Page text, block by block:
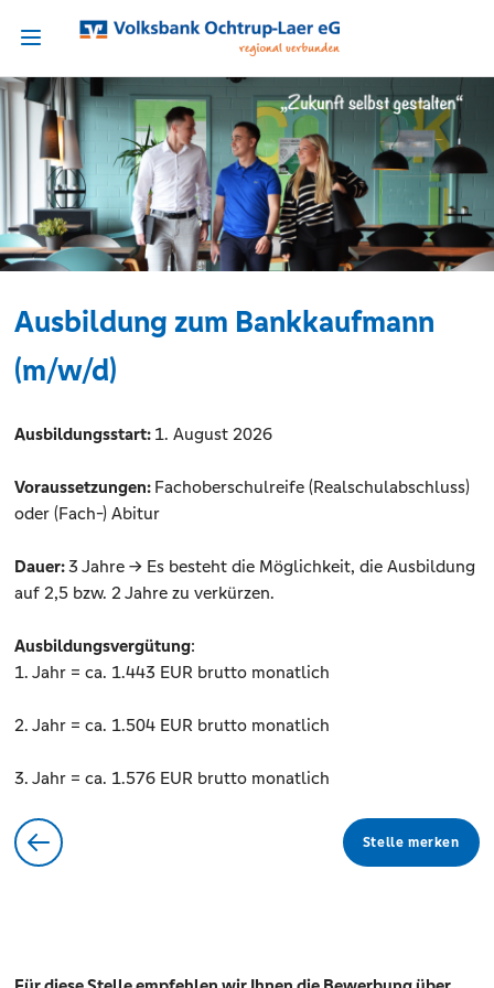
Ausbildung zum Bankkaufmann
(m/w/d)
Ausbildungsstart: 1. August 2026
Voraussetzungen: Fachoberschulreife (Realschulabschluss)
oder (Fach-) Abitur
Dauer:3 Jahre -> Es besteht die Möglichkeit, die Ausbildung
auf 2,5 bzw. 2 Jahre zu verkürzen.
Ausbildungsvergütung:
1. Jahr = ca. 1.443 EUR brutto monatlich
2. Jahr = ca. 1.504 EUR brutto monatlich
3. Jahr = ca. 1.576 EUR brutto monatlich
Stelle merken